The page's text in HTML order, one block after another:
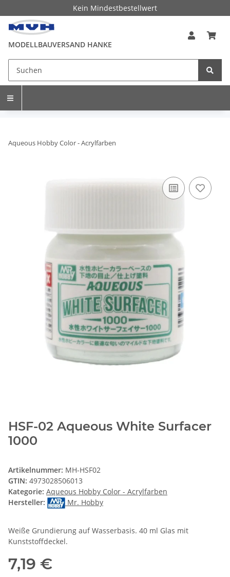
Kein Mindestbestellwert
MODELLBAUVERSAND HANKE
Aqueous Hobby Color - Acrylfarben
HSF-02 Aqueous White Surfacer
1000
Artikelnummer: MH-HSF02
GTIN: 4973028506013
Kategorie: Aqueous Hobby Color - Acrylfarben
Hersteller:
Mr. Hobby
Weiße Grundierung auf Wasserbasis. 40 ml Glas mit
Kunststoffdeckel.
7,19 €